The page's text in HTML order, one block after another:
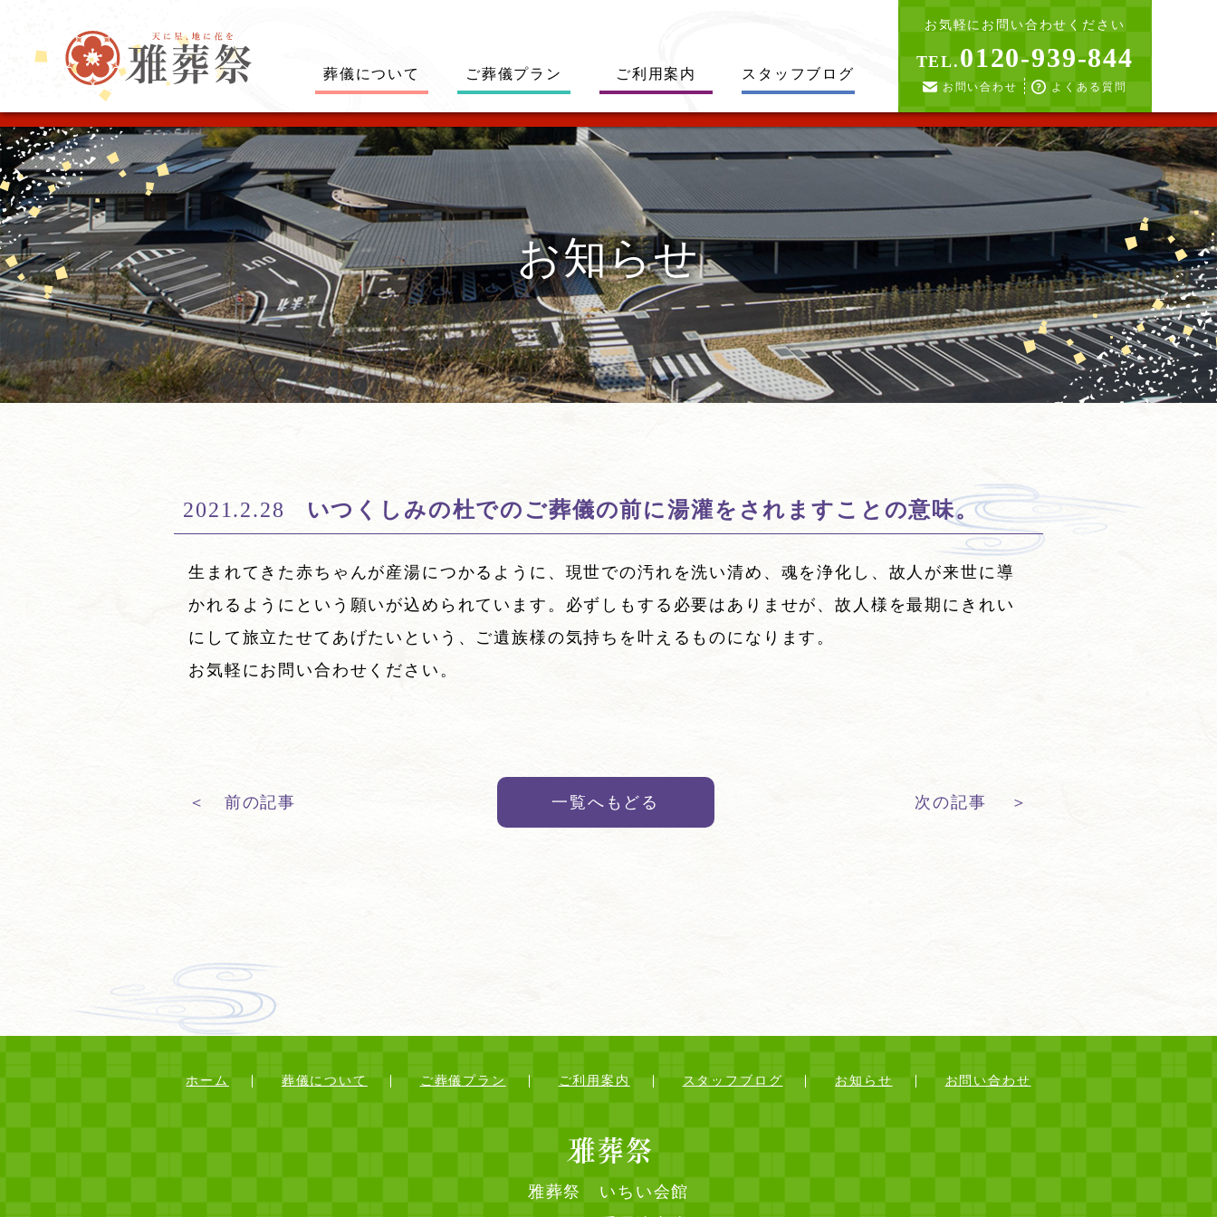
葬儀について ご葬儀プラン ご利用案内 スタッフブログ
お気軽にお問い合わせください
TEL.0120-939-844
お問い合わせ よくある質問
お知らせ
2021.2.28 いつくしみの杜でのご葬儀の前に湯灌をされますことの意味。
生まれてきた赤ちゃんが産湯につかるように、現世での汚れを洗い清め、魂を浄化し、故人が来世に導
かれるようにという願いが込められています。必ずしもする必要はありませが、故人様を最期にきれい
にして旅立たせてあげたいという、ご遺族様の気持ちを叶えるものになります。
お気軽にお問い合わせください。
＜ 前の記事 一覧へもどる 次の記事 ＞
ホーム 葬儀について ご葬儀プラン ご利用案内 スタッフブログ お知らせ お問い合わせ
雅葬祭 いちい会館